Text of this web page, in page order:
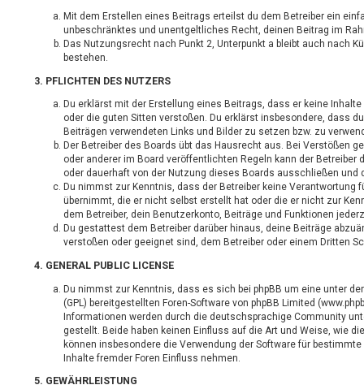
Mit dem Erstellen eines Beitrags erteilst du dem Betreiber ein
unbeschränktes und unentgeltliches Recht, deinen Beitrag im
Das Nutzungsrecht nach Punkt 2, Unterpunkt a bleibt auch nach
bestehen.
3. PFLICHTEN DES NUTZERS
Du erklärst mit der Erstellung eines Beitrags, dass er keine
oder die guten Sitten verstoßen. Du erklärst insbesondere, dass
Beiträgen verwendeten Links und Bilder zu setzen bzw. zu
Der Betreiber des Boards übt das Hausrecht aus. Bei Verstößen
oder anderer im Board veröffentlichten Regeln kann der Betreiber
oder dauerhaft von der Nutzung dieses Boards ausschließen und
Du nimmst zur Kenntnis, dass der Betreiber keine Verantwortung
übernimmt, die er nicht selbst erstellt hat oder die er nicht zur
dem Betreiber, dein Benutzerkonto, Beiträge und Funktionen
Du gestattest dem Betreiber darüber hinaus, deine Beiträge
verstoßen oder geeignet sind, dem Betreiber oder einem Dritten
4. GENERAL PUBLIC LICENSE
Du nimmst zur Kenntnis, dass es sich bei phpBB um eine unter der
(GPL) bereitgestellten Foren-Software von phpBB Limited
Informationen werden durch die deutschsprachige Community
gestellt. Beide haben keinen Einfluss auf die Art und Weise, wie
können insbesondere die Verwendung der Software für
Inhalte fremder Foren Einfluss nehmen.
5. GEWÄHRLEISTUNG